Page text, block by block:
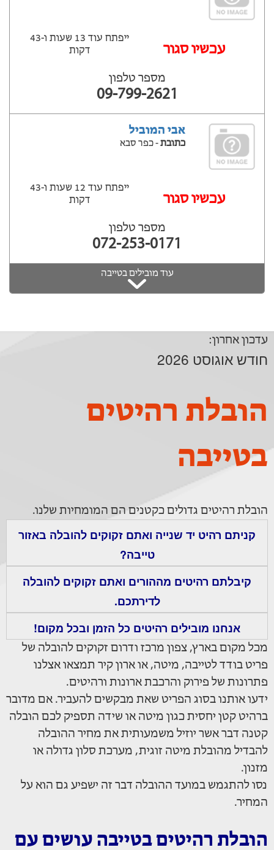
עכשיו סגור
ייפתח עוד 13 שעות ‫ו-43
דקות
מספר טלפון
09-799-2621
אבי המוביל
כתובת- כפר סבא
עכשיו סגור
ייפתח עוד 12 שעות ‫ו-43
דקות
מספר טלפון
072-253-0171
עוד מובילים בטייבה
עדכון אחרון:
חודש אוגוסט 2026
הובלת רהיטים
בטייבה
הובלת רהיטים גדולים כקטנים הם המומחיות שלנו.
קניתם רהיט יד שנייה ואתם זקוקים להובלה באזור
טייבה?
קיבלתם רהיטים מההורים ואתם זקוקים להובלה
לדירתכם.
אנחנו מובילים רהיטים כל הזמן ובכל מקום!
מכל מקום בארץ, צפון מרכז ודרום זקוקים להובלה של
פריט בודד לטייבה, מיטה, או ארון קיר תמצאו אצלנו
פתרונות של פירוק והרכבת ארונות ורהיטים.
ידעו אותנו בסוג הפריט שאת מבקשים להעביר. אם מדובר
ברהיט קטן יחסית כגון מיטה או שידה תספיק לכם הובלה
קטנה דבר אשר יוזיל משמעותית את מחיר ההובלה
להבדיל מהובלת מיטה זוגית, מערכת סלון גדולה או
מזנון.
נסו להתגמש במועד ההובלה דבר זה ישפיע גם הוא על
המחיר.
הובלת רהיטים בטייבה עושים עם